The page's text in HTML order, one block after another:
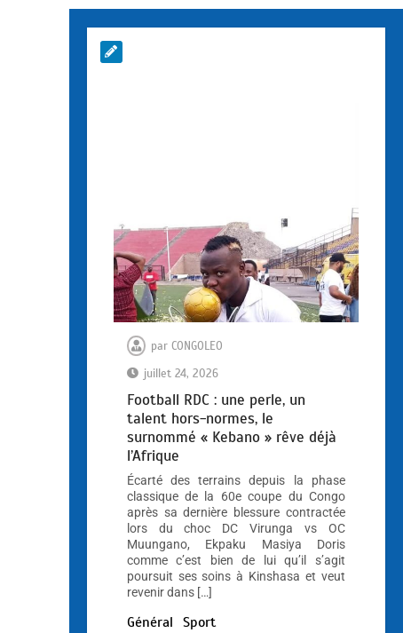
par CONGOLEO
juillet 24, 2026
Football RDC : une perle, un
talent hors-normes, le
surnommé « Kebano » rêve déjà
l’Afrique
Écarté des terrains depuis la phase
classique de la 60e coupe du Congo
après sa dernière blessure contractée
lors du choc DC Virunga vs OC
Muungano, Ekpaku Masiya Doris
comme c’est bien de lui qu’il s’agit
poursuit ses soins à Kinshasa et veut
revenir dans […]
Général Sport